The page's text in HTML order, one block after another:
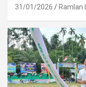
31/01/2026 Ramlan